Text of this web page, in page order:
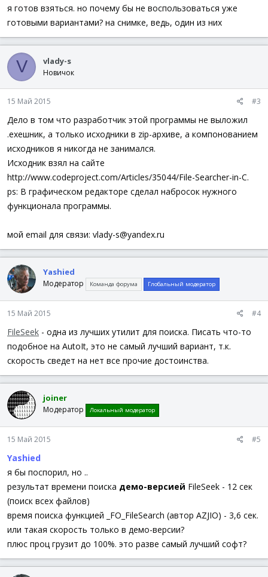
я готов взяться. но почему бы не воспользоваться уже
готовыми вариантами? на снимке, ведь, один из них
V vlady-s
Новичок
15 Май 2015 #3
Дело в том что разработчик этой программы не выложил
.exeшник, а только исходники в zip-архиве, а компонованием
исходников я никогда не занимался.
Исходник взял на сайте
http://www.codeproject.com/Articles/35044/File-Searcher-in-C.
ps: В графическом редакторе сделал набросок нужного
функционала программы.
мой email для связи: vlady-s@yandex.ru
Yashied
Модератор Команда форума Глобальный модератор
15 Май 2015 #4
FileSeek - одна из лучших утилит для поиска. Писать что-то
подобное на AutoIt, это не самый лучший вариант, т.к.
скорость сведет на нет все прочие достоинства.
joiner
Модератор Локальный модератор
15 Май 2015 #5
Yashied
я бы поспорил, но ..
результат времени поиска демо-версией FileSeek - 12 сек
(поиск всех файлов)
время поиска функцией _FO_FileSearch (автор AZJIO) - 3,6 сек.
или такая скорость только в демо-версии?
плюс проц грузит до 100%. это разве самый лучший софт?